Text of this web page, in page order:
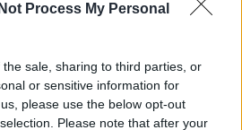
Process My Personal
sale, sharing to third parties, or
or sensitive information for
please use the below opt-out
Please note that after your